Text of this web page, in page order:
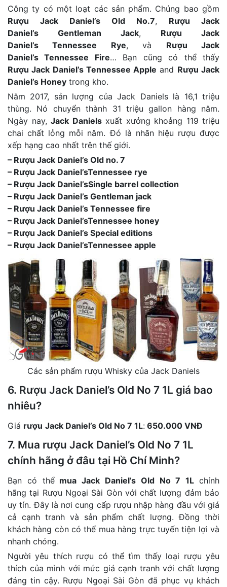
Công ty có một loạt các sản phẩm. Chúng bao gồm
Rượu Jack Daniel’s Old No.7, Rượu Jack
Daniel’s Gentleman Jack, Rượu Jack
Daniel’s Tennessee Rye, và Rượu Jack
Daniel’s Tennessee Fire… Bạn cũng có thể thấy
Rượu Jack Daniel’s Tennessee Apple and Rượu Jack
Daniel’s Honey trong kho.
Năm 2017, sản lượng của Jack Daniels là 16,1 triệu
thùng. Nó chuyển thành 31 triệu gallon hàng năm.
Ngày nay, Jack Danielsxuất xưởng khoảng 119 triệu
chai chất lỏng mỗi năm. Đó là nhãn hiệu rượu được
xếp hạng cao nhất trên thế giới.
– Rượu Jack Daniel’s Old no. 7
– Rượu Jack Daniel’sTennessee rye
– Rượu Jack Daniel’sSingle barrel collection
– Rượu Jack Daniel’s Gentleman jack
– Rượu Jack Daniel’s Tennessee fire
– Rượu Jack Daniel’sTennessee honey
– Rượu Jack Daniel’s Special editions
– Rượu Jack Daniel’sTennessee apple
Các sản phẩm rượu Whisky của Jack Daniels
6. Rượu Jack Daniel’s Old No 7 1L giá bao
nhiêu?
Giá rượu Jack Daniel’s Old No 7 1L: 650.000 VNĐ
7. Mua rượu Jack Daniel’s Old No 7 1L
chính hãng ở đâu tại Hồ Chí Minh?
Bạn có thểmua Jack Daniel’s Old No 7 1Lchính
hãng tại Rượu Ngoại Sài Gòn với chất lượng đảm bảo
uy tín. Đây là nơi cung cấp rượu nhập hàng đầu với giá
cả cạnh tranh và sản phẩm chất lượng. Đồng thời
khách hàng còn có thể mua hàng trực tuyến tiện lợi và
nhanh chóng.
Người yêu thích rượu có thể tìm thấy loại rượu yêu
thích của mình với mức giá cạnh tranh với chất lượng
đáng tin cậy. Rượu Ngoại Sài Gòn đã phục vụ khách